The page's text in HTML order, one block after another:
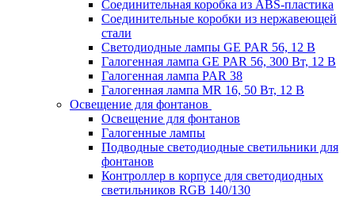
Соединительная коробка из ABS-пластика
Соединительные коробки из нержавеющей
стали
Светодиодные лампы GE PAR 56, 12 В
Галогенная лампа GE PAR 56, 300 Вт, 12 В
Галогенная лампа PAR 38
Галогенная лампа MR 16, 50 Вт, 12 В
Освещение для фонтанов
Освещение для фонтанов
Галогенные лампы
Подводные светодиодные светильники для
фонтанов
Контроллер в корпусе для светодиодных
светильников RGB 140/130